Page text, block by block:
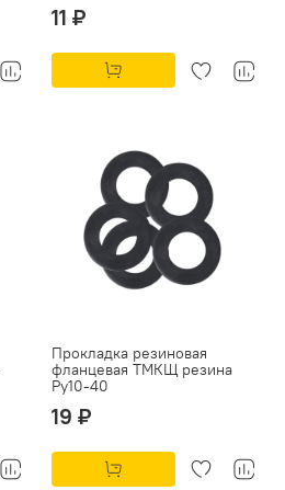
11 ₽
Прокладка резиновая
фланцевая ТМКЩ резина
Py10-40
19 ₽